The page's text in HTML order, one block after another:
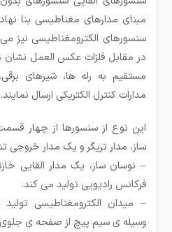
مبنای مدارهای مغناطیسی بنا
سنسورهای الکترومغناطیسی نیز
در مقابل فلزات عکس العمل نشان
مستقیم به رله ها، شیرهای
مدارات کنترل الکتریکی ارسال نمایند.
این نوع از سنسورها از چهار
ساز، مدار تریگر و یک مدار
– نوسان ساز، یک مدار القایی
فرکانس رادیویی تولید می کند.
– میدان الکترومغناطیسی
وسیله ی سیم پیچ از صفحه ی